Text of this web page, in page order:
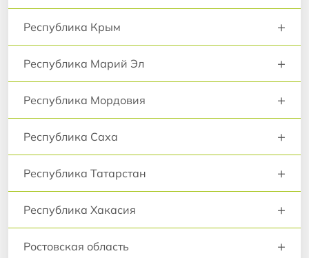
Республика Крым +
Республика Марий Эл +
Республика Мордовия +
Республика Саха +
Республика Татарстан +
Республика Хакасия +
Ростовская область +